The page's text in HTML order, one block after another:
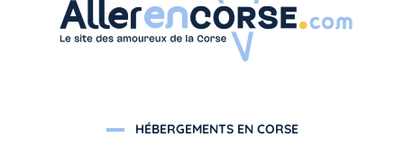
HÉBERGEMENTS EN CORSE